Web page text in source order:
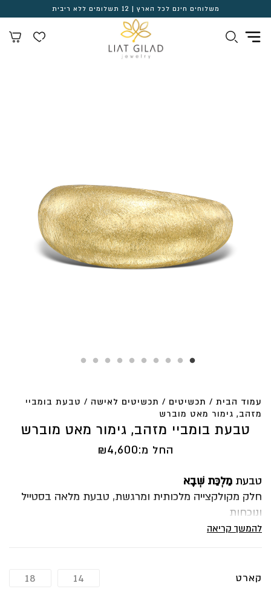
משלוחים חינם לכל הארץ | 12 תשלומים ללא ריבית
עמוד הבית / תכשיטים / תכשיטים לאישה / טבעת בומביי
מזהב, גימור מאט מוברש
טבעת בומביי מזהב, גימור מאט מוברש
החל מ: ₪4,600
טבעת מַלְכַּת שְׁבָא
חלק מקולקצייה מלכותית ומרגשת, טבעת מלאה בסטייל
ונוכחות
שהחומר גלם כל כך מושלם
אין לי הרבה מילים להוסיף
להמשך קריאה
קארט 14
18